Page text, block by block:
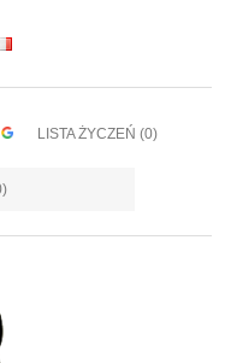
LISTA ŻYCZEŃ (0)